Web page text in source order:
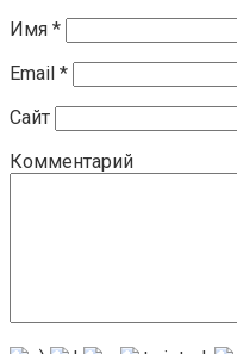
Имя *
Email *
Сайт
Комментарий